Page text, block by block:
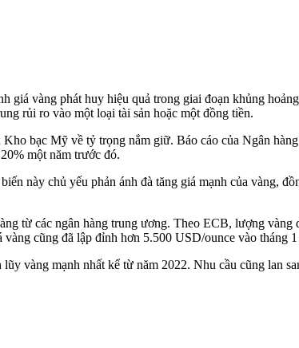
vàng phát huy hiệu quả trong giai đoạn khủng
rủi ro vào một loại tài sản hoặc một đồng tiền.
bạc Mỹ về tỷ trọng nắm giữ. Báo cáo của Ngân
một năm trước đó.
này chủ yếu phản ánh đà tăng giá mạnh của vàng,
từ các ngân hàng trung ương. Theo ECB, lượng
cũng đã lập đỉnh hơn 5.500 USD/ounce vào tháng 1
mạnh nhất kể từ năm 2022. Nhu cầu cũng lan